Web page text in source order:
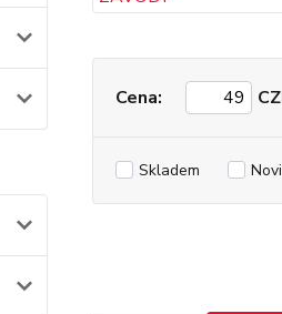
Cena:
Skladem